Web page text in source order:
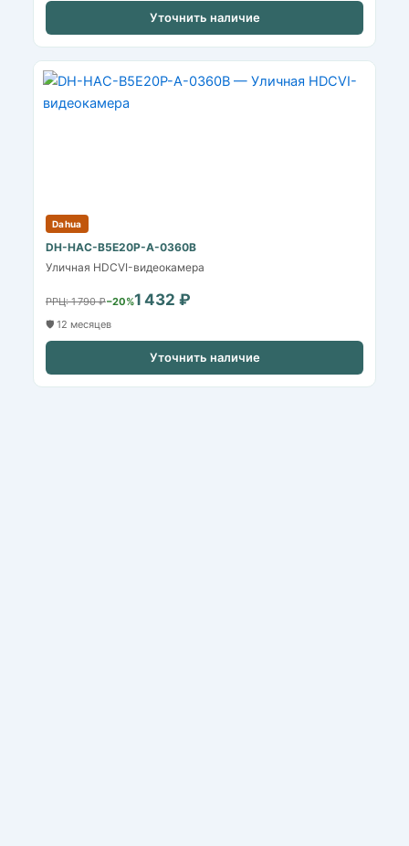
Уточнить наличие
Dahua
DH-HAC-B5E20P-A-0360B
Уличная HDCVI-видеокамера
РРЦ: 1 790 ₽−20%1 432 ₽
🛡️ 12 месяцев
Уточнить наличие